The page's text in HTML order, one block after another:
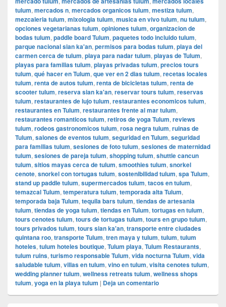
tulum, mercados n, mercados organicos tulum, mestiza tulum,
mezcaleria tulum, mixologia tulum, musica en vivo tulum, nu tulum,
opciones vegetarianas tulum, opiniones tulum, organizacion de
bodas tulum, paddle board Tulum, paquetes todo incluido tulum,
parque nacional sian ka'an, permisos para bodas tulum, playa del
carmen cerca de tulum, playa para nadar tulum, playas de Tulum,
playas para familias tulum, playas privadas tulum, precios tours
tulum, qué hacer en Tulum, que ver en 2 dias tulum, recetas locales
tulum, renta de autos tulum, renta de bicicletas tulum, renta de
scooter tulum, reserva sian ka'an, reservar tours tulum, reservas
tulum, restaurantes de lujo tulum, restaurantes economicos tulum,
restaurantes en Tulum, restaurantes frente al mar tulum,
restaurantes romanticos tulum, retiros de yoga Tulum, reviews
tulum, rodeos gastronomicos tulum, rosa negra tulum, ruinas de
Tulum, salones de eventos tulum, seguridad en Tulum, seguridad
para familias tulum, sesiones de foto tulum, sesiones de maternidad
tulum, sesiones de pareja tulum, shopping tulum, shuttle cancun
tulum, sitios mayas cerca de tulum, smoothies tulum, snorkel
cenote, snorkel con tortugas tulum, sostenibilidad tulum, spa Tulum,
stand up paddle tulum, supermercados tulum, tacos en tulum,
temazcal Tulum, temperatura tulum, temporada alta Tulum,
temporada baja Tulum, tequila bars tulum, tiendas de artesania
tulum, tiendas de yoga tulum, tiendas en Tulum, tortugas en tulum,
tours cenotes tulum, tours de tortugas tulum, tours en grupo tulum,
tours privados tulum, tours sian ka'an, transporte entre ciudades
quintana roo, transporte Tulum, tren maya y tulum, tulum, tulum
hoteles, tulum hoteles boutique, Tulum playa, Tulum Restaurants,
tulum ruins, turismo responsable Tulum, vida nocturna Tulum, vida
saludable tulum, villas en tulum, vino en tulum, visita cenotes tulum,
wedding planner tulum, wellness retreats tulum, wellness shops
tulum, yoga en la playa tulum | Deja un comentario